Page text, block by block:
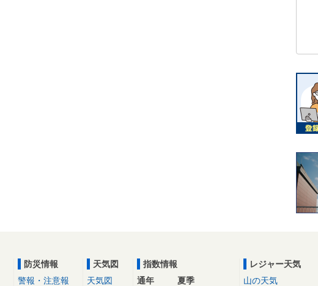
防災情報
警報・注意報
天気図
天気図
指数情報
通年
夏季
レジャー天気
山の天気